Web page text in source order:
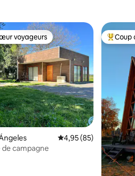
voyageurs les plus appréciés
voyageurs
Évaluation moyenne
4,95 (85)
campagne
Coups
Coup